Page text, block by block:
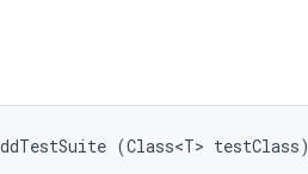
(Class<T> testClass)